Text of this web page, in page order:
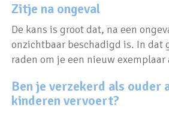
Zitje na ongeval
De kans is groot dat, na een
onzichtbaar beschadigd is. In dat
raden om je een nieuw exemplaar
Ben je verzekerd als ouder
kinderen vervoert?